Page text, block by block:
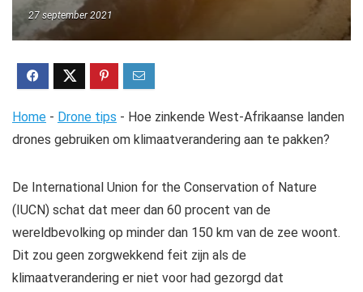
27 september 2021
Home - Drone tips - Hoe zinkende West-Afrikaanse landen
drones gebruiken om klimaatverandering aan te pakken?
De International Union for the Conservation of Nature
(IUCN) schat dat meer dan 60 procent van de
wereldbevolking op minder dan 150 km van de zee woont.
Dit zou geen zorgwekkend feit zijn als de
klimaatverandering er niet voor had gezorgd dat